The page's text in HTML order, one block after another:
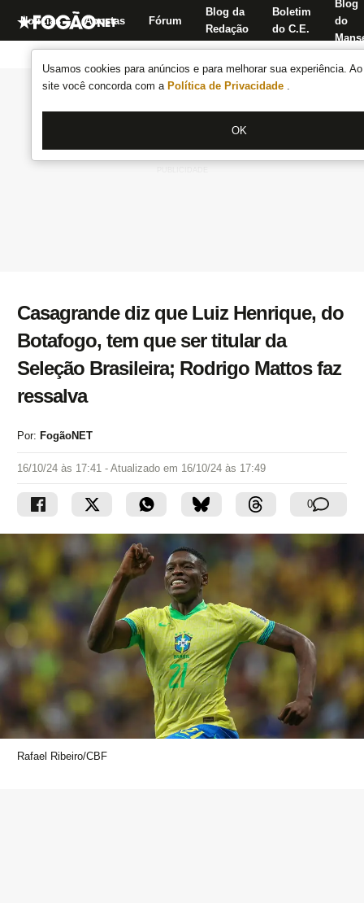
Usamos cookies para anúncios e para melhorar sua experiência.
site você concorda com a Política de Privacidade .
OK
Notícias Apostas Fórum
Blog da
Redação
Boletim
do C.E.
Blog
do
Casagrande diz que Luiz Henrique, do
Botafogo, tem que ser titular da
Seleção Brasileira; Rodrigo Mattos faz
ressalva
Por: FogãoNET
16/10/24 às 17:41 - Atualizado em 16/10/24 às 17:49
0
Rafael Ribeiro/CBF